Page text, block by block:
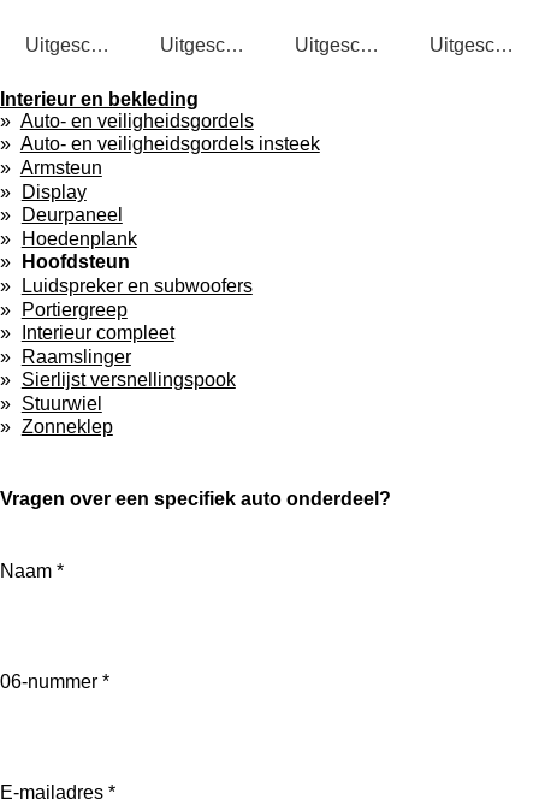
Uitgeschakeld Uitgeschakeld Uitgeschakeld
Interieur en bekleding
Auto- en veiligheidsgordels
Auto- en veiligheidsgordels insteek
Armsteun
Display
Deurpaneel
Hoedenplank
Hoofdsteun
Luidspreker en subwoofers
Portiergreep
Interieur compleet
Raamslinger
Sierlijst versnellingspook
Stuurwiel
Zonneklep
Vragen over een specifiek auto onderdeel?
Naam *
06-nummer *
E-mailadres *